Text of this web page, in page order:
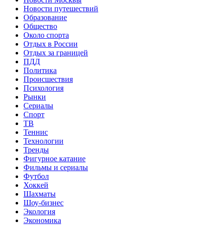
Новости путешествий
Образование
Общество
Около спорта
Отдых в России
Отдых за границей
ПДД
Политика
Происшествия
Психология
Рынки
Сериалы
Спорт
ТВ
Теннис
Технологии
Тренды
Фигурное катание
Фильмы и сериалы
Футбол
Хоккей
Шахматы
Шоу-бизнес
Экология
Экономика